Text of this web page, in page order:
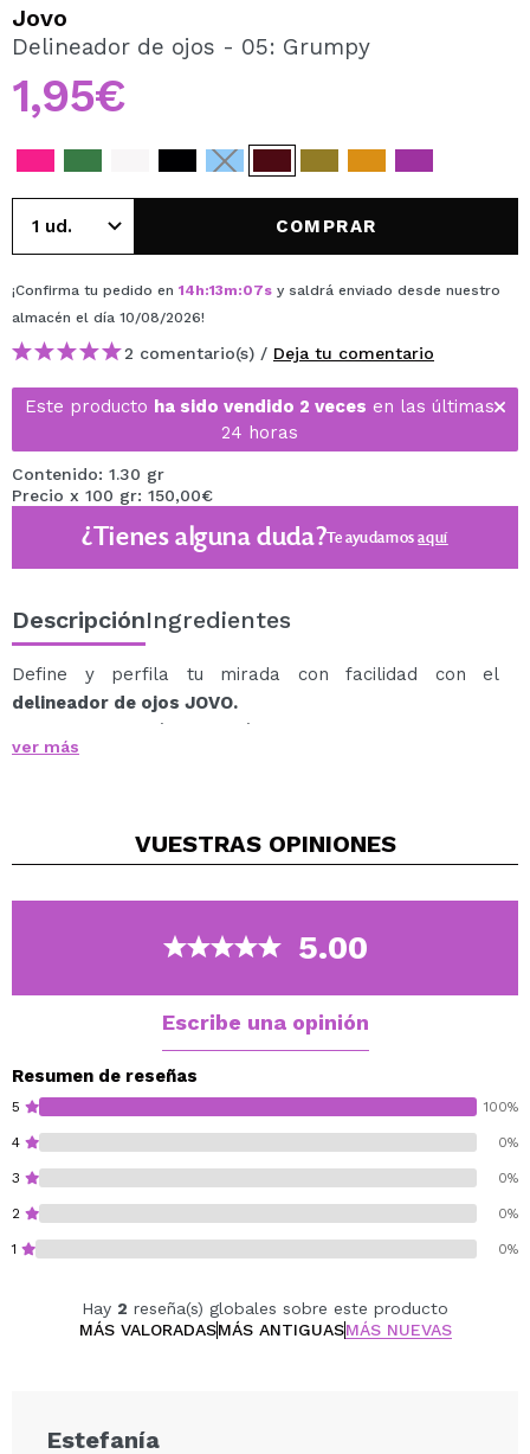
Al crear una cuenta en Maquillalia.com podrás realizar
tus compras rápidamente, revisar el estado de tus
pedidos y consultar tus operaciones anteriores.
CREAR CUENTA
Jovo
Delineador de ojos - 05: Grumpy
1,95€
COMPRAR
¡Confirma tu pedido en 14h:13m:06sy saldrá enviado desde nuestro
almacén el día 10/08/2026!
2 comentario(s) / Deja tu comentario
Este producto ha sido vendido 2 veces en las últimas
24 horas
Contenido: 1.30 gr
Precio x 100 gr: 150,00€
¿Tienes alguna duda?Te ayudamosaquí
DescripciónIngredientes
Define y perfila tu mirada con facilidad con el
delineador de ojos JOVO.
Gracias a este lápiz podrás crear un look impactante
para revelar tu estilo intenso y audaz.
una aplicación precisa en un solo trazo.
delinados hasta atrevidos ahumados. ¡Es super
ver más
VUESTRAS OPINIONES
5.00
Escribe una opinión
Resumen de reseñas
5 100%
4 0%
3 0%
2 0%
1 0%
Hay 2 reseña(s) globales sobre este producto
MÁS VALORADASMÁS ANTIGUASMÁS NUEVAS
Estefanía